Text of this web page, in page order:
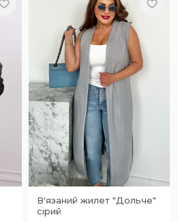
В'язаний жилет "Дольче"
сірий